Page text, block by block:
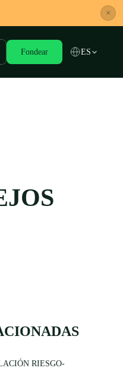
×
Fondear ES
RIESGO-